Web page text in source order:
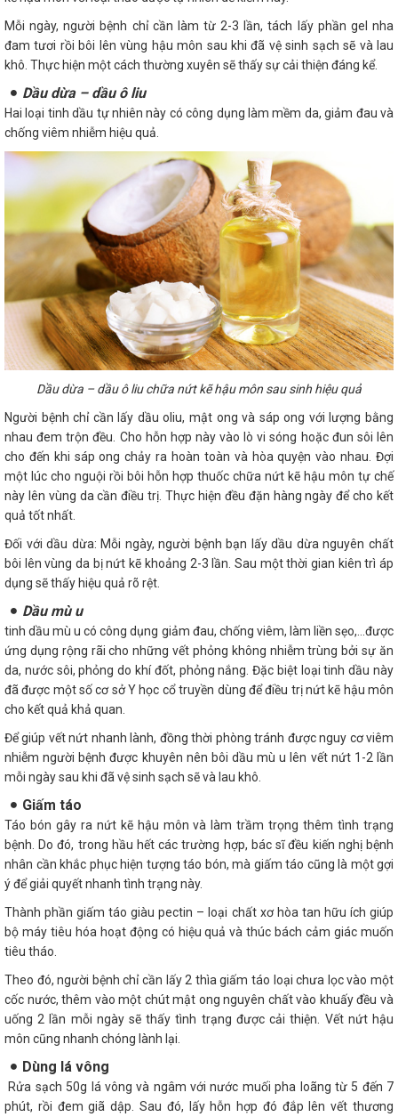
Mỗi ngày, người bệnh chỉ cần làm từ 2-3 lần, tách lấy phần gel nha
đam tươi rồi bôi lên vùng hậu môn sau khi đã vệ sinh sạch sẽ và lau
khô. Thực hiện một cách thường xuyên sẽ thấy sự cải thiện đáng kể.
Dầu dừa – dầu ô liu
Hai loại tinh dầu tự nhiên này có công dụng làm mềm da, giảm đau và
chống viêm nhiễm hiệu quả.
Dầu dừa – dầu ô liu chữa nứt kẽ hậu môn sau sinh hiệu quả
Người bệnh chỉ cần lấy dầu oliu, mật ong và sáp ong với lượng bằng
nhau đem trộn đều. Cho hỗn hợp này vào lò vi sóng hoặc đun sôi lên
cho đến khi sáp ong chảy ra hoàn toàn và hòa quyện vào nhau. Đợi
một lúc cho nguội rồi bôi hỗn hợp thuốc chữa nứt kẽ hậu môn tự chế
này lên vùng da cần điều trị. Thực hiện đều đặn hàng ngày để cho kết
quả tốt nhất.
Đối với dầu dừa: Mỗi ngày, người bệnh bạn lấy dầu dừa nguyên chất
bôi lên vùng da bị nứt kẽ khoảng 2-3 lần. Sau một thời gian kiên trì áp
dụng sẽ thấy hiệu quả rõ rệt.
Dầu mù u
tinh dầu mù u có công dụng giảm đau, chống viêm, làm liền sẹo,…được
ứng dụng rộng rãi cho những vết phỏng không nhiễm trùng bởi sự ăn
da, nước sôi, phỏng do khí đốt, phỏng nắng. Đặc biệt loại tinh dầu này
đã được một số cơ sở Y học cổ truyền dùng để điều trị nứt kẽ hậu môn
cho kết quả khả quan.
Để giúp vết nứt nhanh lành, đồng thời phòng tránh được nguy cơ viêm
nhiễm người bệnh được khuyên nên bôi dầu mù u lên vết nứt 1-2 lần
mỗi ngày sau khi đã vệ sinh sạch sẽ và lau khô.
Giấm táo
Táo bón gây ra nứt kẽ hậu môn và làm trầm trọng thêm tình trạng
bệnh. Do đó, trong hầu hết các trường hợp, bác sĩ đều kiến nghị bệnh
nhân cần khắc phục hiện tượng táo bón, mà giấm táo cũng là một gợi
ý để giải quyết nhanh tình trạng này.
Thành phần giấm táo giàu pectin – loại chất xơ hòa tan hữu ích giúp
bộ máy tiêu hóa hoạt động có hiệu quả và thúc bách cảm giác muốn
tiêu tháo.
Theo đó, người bệnh chỉ cần lấy 2 thìa giấm táo loại chưa lọc vào một
cốc nước, thêm vào một chút mật ong nguyên chất vào khuấy đều và
uống 2 lần mỗi ngày sẽ thấy tình trạng được cải thiện. Vết nứt hậu
môn cũng nhanh chóng lành lại.
Dùng lá vông
Rửa sạch 50g lá vông và ngâm với nước muối pha loãng từ 5 đến 7
phút, rồi đem giã dập. Sau đó, lấy hỗn hợp đó đắp lên vết thương